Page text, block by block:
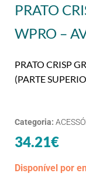
PRATO
WPRO –
PRATO CRISP
(PARTE
Categoria:
34.21€
Disponível por